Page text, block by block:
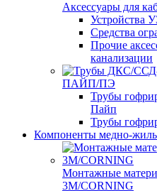
Аксессуары для
Устройства
Средства
Прочие
канализации
ПАЙП/ПЭ
Трубы
Пайп
Трубы
Компоненты медно-
Монтажные
3M/CORNING